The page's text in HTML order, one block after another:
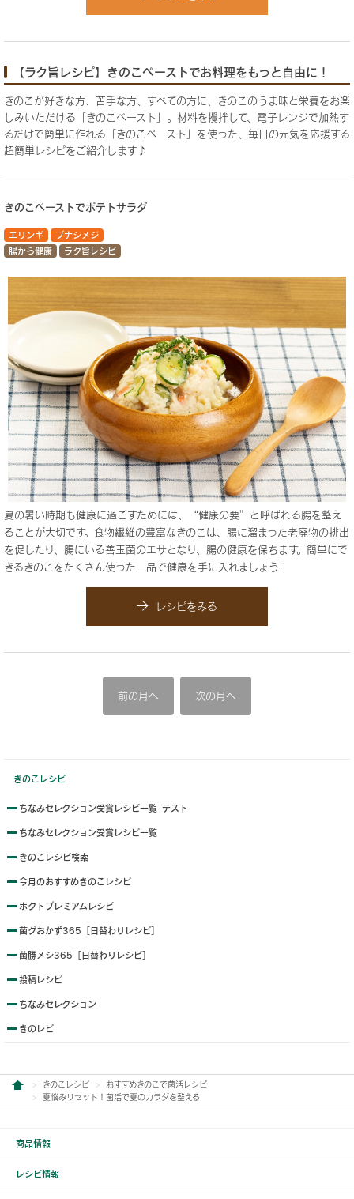
【ラク旨レシピ】きのこペーストでお料理をもっと自由に！
きのこが好きな方、苦手な方、すべての方に、きのこのうま味と栄養をお楽
しみいただける「きのこペースト」。材料を攪拌して、電子レンジで加熱す
るだけで簡単に作れる「きのこペースト」を使った、毎日の元気を応援する
超簡単レシピをご紹介します♪
きのこペーストでポテトサラダ
エリンギ
ブナシメジ
腸から健康
ラク旨レシピ
夏の暑い時期も健康に過ごすためには、“健康の要”と呼ばれる腸を整え
ることが大切です。食物繊維の豊富なきのこは、腸に溜まった老廃物の排出
を促したり、腸にいる善玉菌のエサとなり、腸の健康を保ちます。簡単にで
きるきのこをたくさん使った一品で健康を手に入れましょう！
レシピをみる
前の月へ 次の月へ
きのこレシピ
ちなみセレクション受賞レシピ一覧_テスト
ちなみセレクション受賞レシピ一覧
きのこレシピ検索
今月のおすすめきのこレシピ
ホクトプレミアムレシピ
菌グおかず365［日替わりレシピ］
菌勝メシ365［日替わりレシピ］
投稿レシピ
ちなみセレクション
きのレピ
きのこレシピ
おすすめきのこで菌活レシピ
夏悩みリセット！菌活で夏のカラダを整える
商品情報
レシピ情報